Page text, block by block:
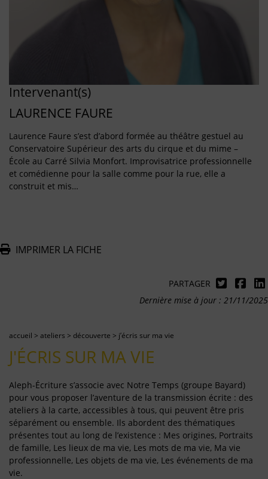
Intervenant(s)
LAURENCE FAURE
Laurence Faure s’est d’abord formée au théâtre gestuel au
Conservatoire Supérieur des arts du cirque et du mime –
École au Carré Silvia Monfort. Improvisatrice professionnelle
et comédienne pour la salle comme pour la rue, elle a
construit et mis…
IMPRIMER LA FICHE
PARTAGER
Dernière mise à jour : 21/11/2025
accueil > ateliers > découverte > j’écris sur ma vie
J'ÉCRIS SUR MA VIE
Aleph-Écriture s’associe avec Notre Temps (groupe Bayard)
pour vous proposer l’aventure de la transmission écrite : des
ateliers à la carte, accessibles à tous, qui peuvent être pris
séparément ou ensemble. Ils abordent des thématiques
présentes tout au long de l’existence : Mes origines, Portraits
de famille, Les lieux de ma vie, Les mots de ma vie, Ma vie
professionnelle, Les objets de ma vie, Les événements de ma
vie.